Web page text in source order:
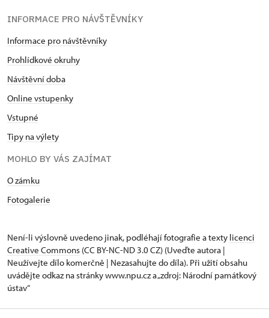
INFORMACE PRO NÁVŠTĚVNÍKY
Informace pro návštěvníky
Prohlídkové okruhy
Návštěvní doba
Online vstupenky
Vstupné
Tipy na výlety
MOHLO BY VÁS ZAJÍMAT
O zámku
Fotogalerie
Není-li výslovně uvedeno jinak, podléhají fotografie a texty licenci
Creative Commons (CC BY-NC-ND 3.0 CZ) (Uveďte autora |
Neužívejte dílo komerčně | Nezasahujte do díla). Při užití obsahu
uvádějte odkaz na stránky www.npu.cz a „zdroj: Národní památkový
ústav“